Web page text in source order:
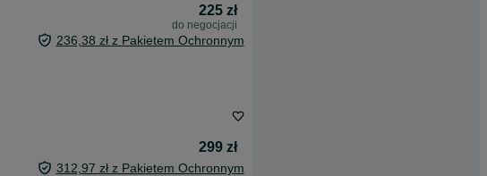
225 zł
do negocjacji
236,38 zł z Pakietem Ochronnym
299 zł
312,97 zł z Pakietem Ochronnym